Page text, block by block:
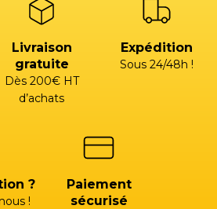
Livraison
gratuite
Dès 200€ HT
d’achats
Expédition
Sous 24/48h !
?
!
Paiement
sécurisé